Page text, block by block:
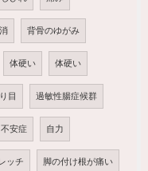
背骨のゆがみ
体硬い 体硬い
目 過敏性腸症候群
不安症 自力
ッチ 脚の付け根が痛い